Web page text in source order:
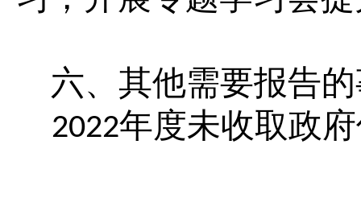
六、其他需要报告
2022年度未收取政